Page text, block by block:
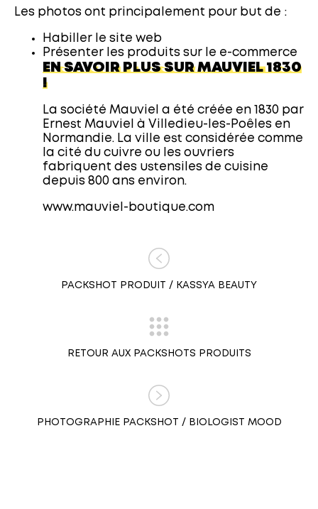
Les photos ont principalement pour but de :
Habiller le site web
Présenter les produits sur le e-commerce
EN SAVOIR PLUS SUR MAUVIEL 1830
!
La société Mauviel a été créée en 1830 par
Ernest Mauviel à Villedieu-les-Poêles en
Normandie. La ville est considérée comme
la cité du cuivre ou les ouvriers
fabriquent des ustensiles de cuisine
depuis 800 ans environ.
www.mauviel-boutique.com
PACKSHOT PRODUIT / KASSYA BEAUTY
RETOUR AUX PACKSHOTS PRODUITS
PHOTOGRAPHIE PACKSHOT / BIOLOGIST MOOD